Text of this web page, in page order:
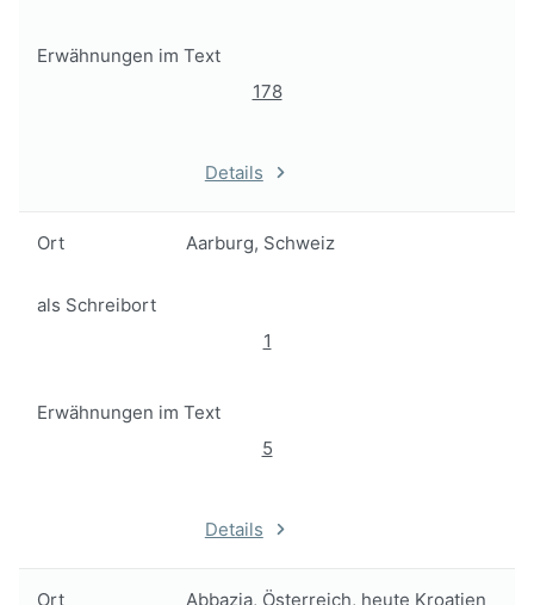
Erwähnungen im Text
178
Details
Ort Aarburg, Schweiz
als Schreibort
1
Erwähnungen im Text
5
Details
Ort Abbazia, Österreich, heute Kroatien